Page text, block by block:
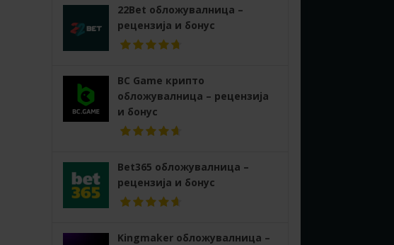
22Bet обложувалница –
рецензија и бонус
BC Game крипто
обложувалница – рецензија
и бонус
Bet365 обложувалница –
рецензија и бонус
Kingmaker обложувалница –